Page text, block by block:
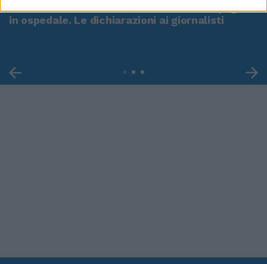
Leonardo Maria Del Vecchio dall'ex compagna
in ospedale. Le dichiarazioni ai giornalisti